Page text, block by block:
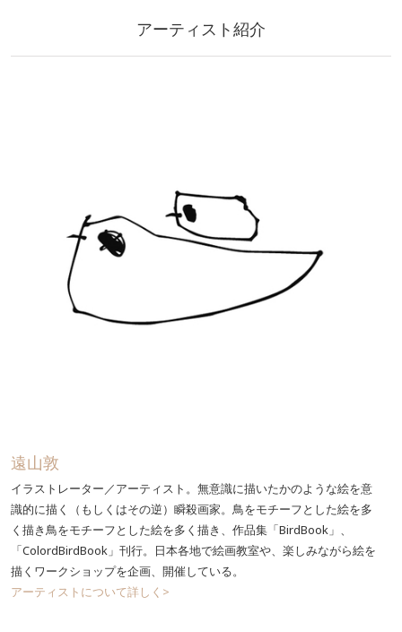
アーティスト紹介
遠山敦
イラストレーター／アーティスト。無意識に描いたかのような絵を意
識的に描く（もしくはその逆）瞬殺画家。鳥をモチーフとした絵を多
く描き鳥をモチーフとした絵を多く描き、作品集「BirdBook」、
「ColordBirdBook」刊行。日本各地で絵画教室や、楽しみながら絵を
描くワークショップを企画、開催している。
アーティストについて詳しく>